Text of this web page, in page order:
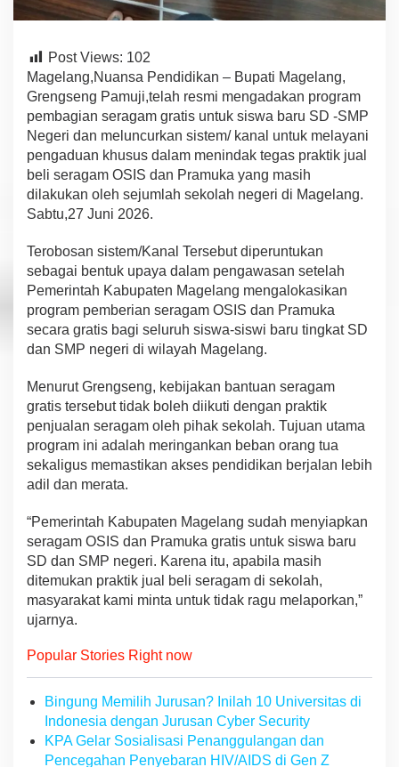
h
g
r
i
Y
a
n
M
i
h
d
a
J
u
B
e
l
i
e
g
a
S
e
k
Post Views: 102
Magelang,Nuansa Pendidikan – Bupati Magelang,
Grengseng Pamuji,telah resmi mengadakan program
pembagian seragam gratis untuk siswa baru SD -SMP
Negeri dan meluncurkan sistem/ kanal untuk melayani
pengaduan khusus dalam menindak tegas praktik jual
beli seragam OSIS dan Pramuka yang masih
dilakukan oleh sejumlah sekolah negeri di Magelang.
Sabtu,27 Juni 2026.
Terobosan sistem/Kanal Tersebut diperuntukan
sebagai bentuk upaya dalam pengawasan setelah
Pemerintah Kabupaten Magelang mengalokasikan
program pemberian seragam OSIS dan Pramuka
secara gratis bagi seluruh siswa-siswi baru tingkat SD
dan SMP negeri di wilayah Magelang.
Menurut Grengseng, kebijakan bantuan seragam
gratis tersebut tidak boleh diikuti dengan praktik
penjualan seragam oleh pihak sekolah. Tujuan utama
program ini adalah meringankan beban orang tua
sekaligus memastikan akses pendidikan berjalan lebih
adil dan merata.
“Pemerintah Kabupaten Magelang sudah menyiapkan
seragam OSIS dan Pramuka gratis untuk siswa baru
SD dan SMP negeri. Karena itu, apabila masih
ditemukan praktik jual beli seragam di sekolah,
masyarakat kami minta untuk tidak ragu melaporkan,”
ujarnya.
Popular Stories Right now
Bingung Memilih Jurusan? Inilah 10 Universitas di
Indonesia dengan Jurusan Cyber Security
KPA Gelar Sosialisasi Penanggulangan dan
Pencegahan Penyebaran HIV/AIDS di Gen Z